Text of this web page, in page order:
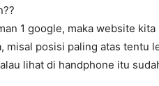
1 google, maka website
misal posisi paling atas tentu
lihat di handphone itu